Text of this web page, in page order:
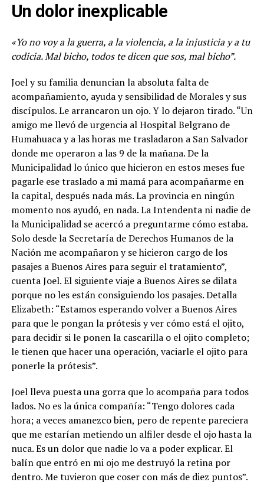
Un dolor inexplicable
«Yo no voy a la guerra, a la violencia, a la injusticia y a tu
codicia. Mal bicho, todos te dicen que sos, mal bicho”.
Joel y su familia denuncian la absoluta falta de
acompañamiento, ayuda y sensibilidad de Morales y sus
discípulos. Le arrancaron un ojo. Y lo dejaron tirado. “Un
amigo me llevó de urgencia al Hospital Belgrano de
Humahuaca y a las horas me trasladaron a San Salvador
donde me operaron a las 9 de la mañana. De la
Municipalidad lo único que hicieron en estos meses fue
pagarle ese traslado a mi mamá para acompañarme en
la capital, después nada más. La provincia en ningún
momento nos ayudó, en nada. La Intendenta ni nadie de
la Municipalidad se acercó a preguntarme cómo estaba.
Solo desde la Secretaría de Derechos Humanos de la
Nación me acompañaron y se hicieron cargo de los
pasajes a Buenos Aires para seguir el tratamiento”,
cuenta Joel. El siguiente viaje a Buenos Aires se dilata
porque no les están consiguiendo los pasajes. Detalla
Elizabeth: “Estamos esperando volver a Buenos Aires
para que le pongan la prótesis y ver cómo está el ojito,
para decidir si le ponen la cascarilla o el ojito completo;
le tienen que hacer una operación, vaciarle el ojito para
ponerle la prótesis”.
Joel lleva puesta una gorra que lo acompaña para todos
lados. No es la única compañía: “Tengo dolores cada
hora; a veces amanezco bien, pero de repente pareciera
que me estarían metiendo un alfiler desde el ojo hasta la
nuca. Es un dolor que nadie lo va a poder explicar. El
balín que entró en mi ojo me destruyó la retina por
dentro. Me tuvieron que coser con más de diez puntos”.